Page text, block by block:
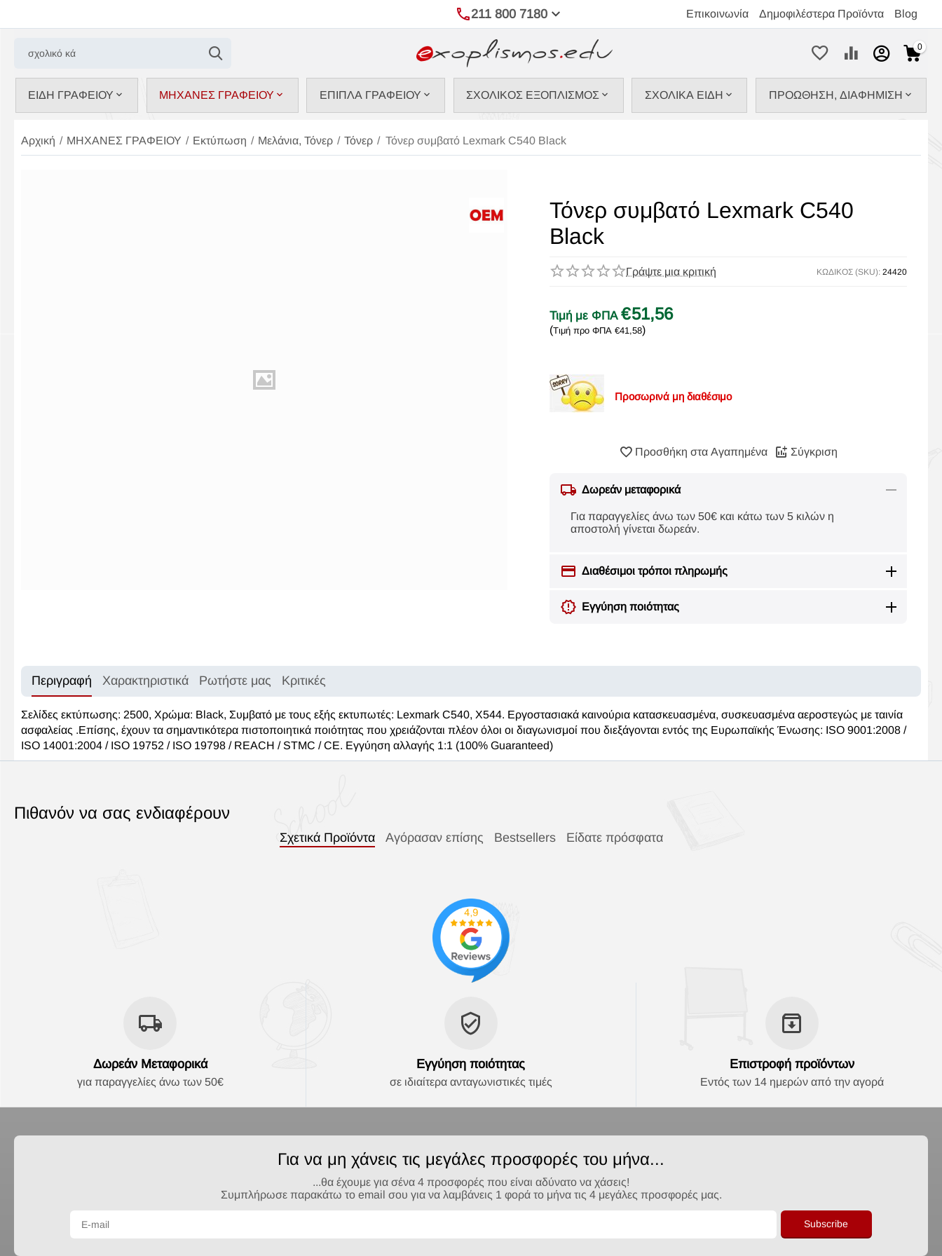
211 800 7180 Επικοινωνία Δημοφιλέστερα Προϊόντα Blog
0
ΕΙΔΗ ΓΡΑΦΕΙΟΥ ΜΗΧΑΝΕΣ ΓΡΑΦΕΙΟΥ ΕΠΙΠΛΑ ΓΡΑΦΕΙΟΥ ΣΧΟΛΙΚΟΣ ΕΞΟΠΛΙΣΜΟΣ ΣΧΟΛΙΚΑ ΕΙΔΗ ΠΡΟΩΘΗΣΗ, ΔΙΑΦΗΜΙΣΗ
Αρχική / ΜΗΧΑΝΕΣ ΓΡΑΦΕΙΟΥ / Εκτύπωση / Μελάνια, Τόνερ / Τόνερ / Τόνερ συμβατό Lexmark C540 Black
Τόνερ συμβατό Lexmark C540
Black
Γράψτε μια κριτική ΚΩΔΙΚΟΣ (SKU): 24420
Τιμή με ΦΠΑ €51,56
(Τιμή προ ΦΠΑ €41,58)
Προσωρινά μη διαθέσιμο
Προσθήκη στα Αγαπημένα Σύγκριση
Δωρεάν μεταφορικά
Για παραγγελίες άνω των 50€ και κάτω των 5 κιλών η
αποστολή γίνεται δωρεάν.
Διαθέσιμοι τρόποι πληρωμής
Εγγύηση ποιότητας
Περιγραφή Χαρακτηριστικά Ρωτήστε μας Κριτικές
Σελίδες εκτύπωσης: 2500, Χρώμα: Black, Συμβατό με τους εξής εκτυπωτές: Lexmark C540, X544. Εργοστασιακά καινούρια κατασκευασμένα, συσκευασμένα αεροστεγώς με ταινία
ασφαλείας .Επίσης, έχουν τα σημαντικότερα πιστοποιητικά ποιότητας που χρειάζονται πλέον όλοι οι διαγωνισμοί που διεξάγονται εντός της Ευρωπαϊκής Ένωσης: ISO 9001:2008 /
ISO 14001:2004 / ISO 19752 / ISO 19798 / REACH / STMC / CE. Εγγύηση αλλαγής 1:1 (100% Guaranteed)
Πιθανόν να σας ενδιαφέρουν
Σχετικά Προϊόντα Αγόρασαν επίσης Bestsellers Είδατε πρόσφατα
Δωρεάν Μεταφορικά
για παραγγελίες άνω των 50€
Εγγύηση ποιότητας
σε ιδιαίτερα ανταγωνιστικές τιμές
Επιστροφή προϊόντων
Εντός των 14 ημερών από την αγορά
Για να μη χάνεις τις μεγάλες προσφορές του μήνα...
...θα έχουμε για σένα 4 προσφορές που είναι αδύνατο να χάσεις!
Συμπλήρωσε παρακάτω το email σου για να λαμβάνεις 1 φορά το μήνα τις 4 μεγάλες προσφορές μας.
Subscribe